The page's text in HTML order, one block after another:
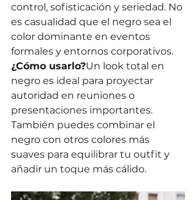
control, sofisticación y seriedad. No
es casualidad que el negro sea el
color dominante en eventos
formales y entornos corporativos.
¿Cómo usarlo?Un look total en
negro es ideal para proyectar
autoridad en reuniones o
presentaciones importantes.
También puedes combinar el
negro con otros colores más
suaves para equilibrar tu outfit y
añadir un toque más cálido.